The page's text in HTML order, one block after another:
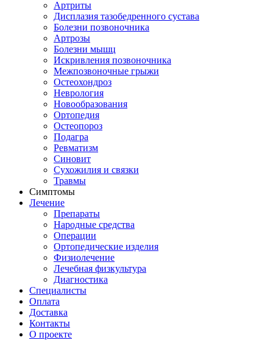
Артриты
Дисплазия тазобедренного сустава
Болезни позвоночника
Артрозы
Болезни мышц
Искривления позвоночника
Межпозвоночные грыжи
Остеохондроз
Неврология
Новообразования
Ортопедия
Остеопороз
Подагра
Ревматизм
Синовит
Сухожилия и связки
Травмы
Симптомы
Лечение
Препараты
Народные средства
Операции
Ортопедические изделия
Физиолечение
Лечебная физкультура
Диагностика
Cпециалисты
Оплата
Доставка
Контакты
О проекте